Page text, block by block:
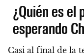
¿Quién es el
esperando
Casi al final de la